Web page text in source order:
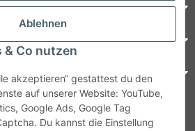
Ablehnen
& Co nutzen
akzeptieren“ gestattest du den
auf unserer Website: YouTube,
Google Ads, Google Tag
Du kannst die Einstellung